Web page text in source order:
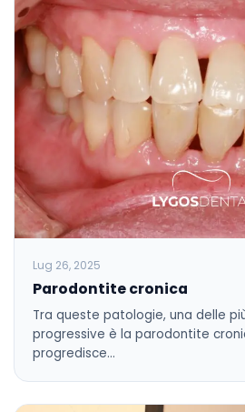
Lug 26, 2025
Parodontite cronica
Tra queste patologie, una delle
progressive è la parodontite
progredisce…